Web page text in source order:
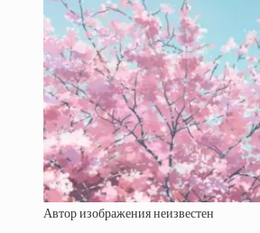
Автор изображения неизвестен